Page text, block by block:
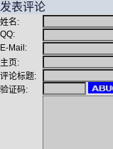
发表评论
姓名:
QQ:
E-Mail:
主页:
评论标题:
验证码: